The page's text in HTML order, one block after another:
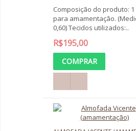
Composição do produto:
para amamentação.
0,60) Tecidos utilizados:..
R$195,00